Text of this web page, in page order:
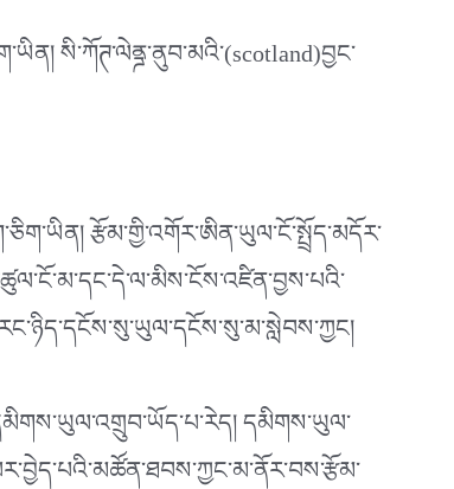
སི་ཀོཊ་ལེནྜ་ནུབ་མའི་(scotland)བྱང་
རྩོམ་གྱི་འགོར་ཨིན་ཡུལ་ངོ་སྤྲོད་མདོར་
དམིགས་ཡུལ་